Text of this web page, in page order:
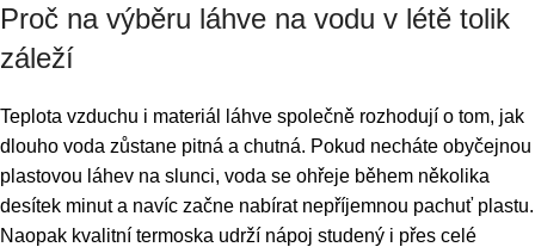
Proč na výběru láhve na vodu v létě tolik
záleží
Teplota vzduchu i materiál láhve společně rozhodují o tom, jak
dlouho voda zůstane pitná a chutná. Pokud necháte obyčejnou
plastovou láhev na slunci, voda se ohřeje během několika
desítek minut a navíc začne nabírat nepříjemnou pachuť plastu.
Naopak kvalitní termoska udrží nápoj studený i přes celé